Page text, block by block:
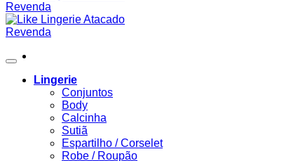
Lingerie
Conjuntos
Body
Calcinha
Sutiã
Espartilho / Corselet
Robe / Roupão